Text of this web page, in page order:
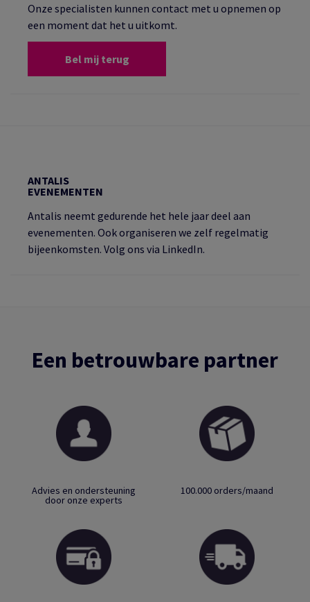
Onze specialisten kunnen contact met u opnemen op
een moment dat het u uitkomt.
Bel mij terug
ANTALIS
EVENEMENTEN
Antalis neemt gedurende het hele jaar deel aan
evenementen. Ook organiseren we zelf regelmatig
bijeenkomsten. Volg ons via LinkedIn.
Een betrouwbare partner
Advies en ondersteuning
door onze experts
100.000 orders/maand